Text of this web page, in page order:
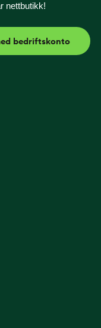
Ultra
Magnet Wallet+ er
skinn, med rom
baksiden av
opptil 12 kort
nettbutikk!
bedriftskonto